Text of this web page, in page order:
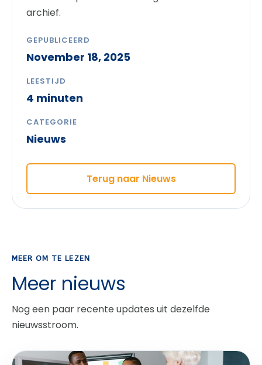
archief.
GEPUBLICEERD
November 18, 2025
LEESTIJD
4 minuten
CATEGORIE
Nieuws
Terug naar Nieuws
MEER OM TE LEZEN
Meer nieuws
Nog een paar recente updates uit dezelfde
nieuwsstroom.